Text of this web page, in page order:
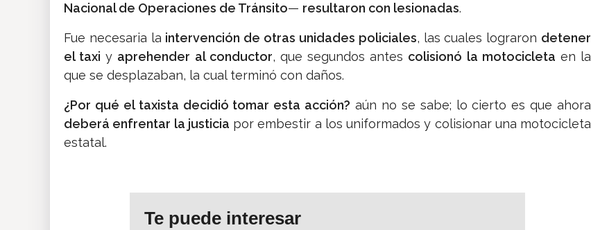
Nacional de Operaciones de Tránsito— resultaron con lesionadas.
Fue necesaria la intervención de otras unidades policiales, las cuales lograron detener
el taxi y aprehender al conductor, que segundos antes colisionó la motocicleta en la
que se desplazaban, la cual terminó con daños.
¿Por qué el taxista decidió tomar esta acción? aún no se sabe; lo cierto es que ahora
deberá enfrentar la justicia por embestir a los uniformados y colisionar una motocicleta
estatal.
Te puede interesar